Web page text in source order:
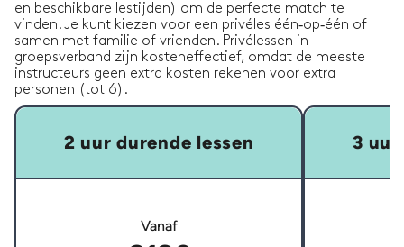
en beschikbare lestijden) om de perfecte match te
vinden. Je kunt kiezen voor een privéles één‑op‑één of
samen met familie of vrienden. Privélessen in
groepsverband zijn kosteneffectief, omdat de meeste
instructeurs geen extra kosten rekenen voor extra
personen (tot 6).
2 uur durende lessen
Vanaf
3 uur